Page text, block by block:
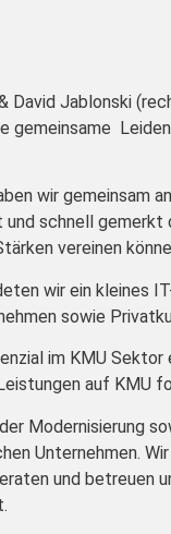
David Jablonski
gemeinsame
wir gemeinsam
schnell gemerkt
vereinen
wir ein kleines
sowie
im KMU
auf KMU
Modernisierung
Unternehmen.
und betreuen